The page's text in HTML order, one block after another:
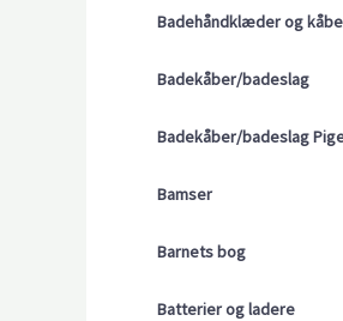
Badehåndklæder og
Badekåber/badeslag
Badekåber/badeslag
Bamser
Barnets bog
Batterier og ladere